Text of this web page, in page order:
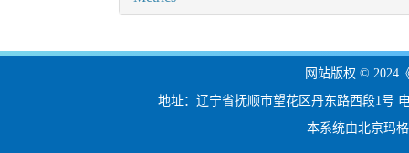
网站版权 © 2024
地址：辽宁省抚顺市望花区丹东路西段1号
本系统由北京玛